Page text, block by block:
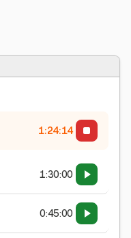
1:24:15
1:30:00
0:45:00